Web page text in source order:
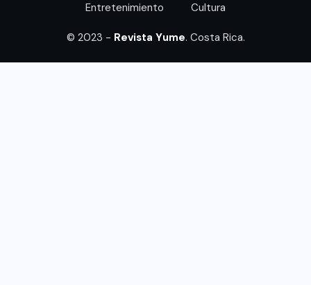
Entretenimiento
Cultura
© 2023 - Revista Yume. Costa Rica.